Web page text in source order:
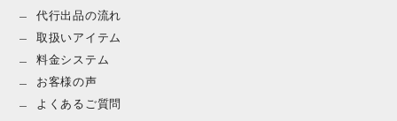
代行出品の流れ
取扱いアイテム
料金システム
お客様の声
よくあるご質問